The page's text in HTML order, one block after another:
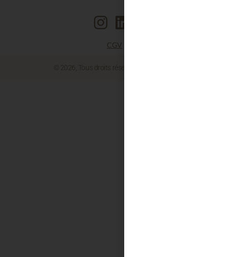
CGV
© 2026, Tous droits réservés, SIERRA SAS